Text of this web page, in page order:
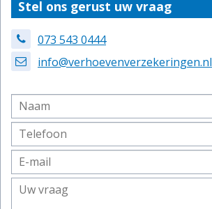
Stel ons gerust uw vraag
073 543 0444
info@verhoevenverzekeringen.nl